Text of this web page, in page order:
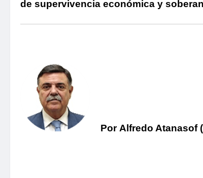
de supervivencia económica y
Por Alfredo Atanasof